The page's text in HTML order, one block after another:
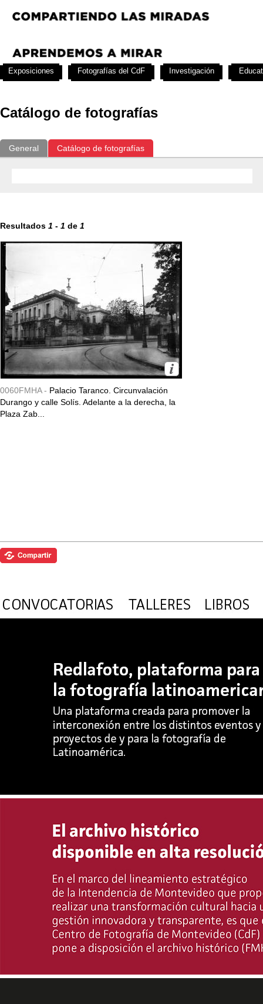
Catálogo de fotografías
General Catálogo de fotografías
Resultados 1 - 1 de 1
0060FMHA - Palacio Taranco. Circunvalación
Durango y calle Solís. Adelante a la derecha, la
Plaza Zab...
Exposiciones Fotografías del CdF Investigación